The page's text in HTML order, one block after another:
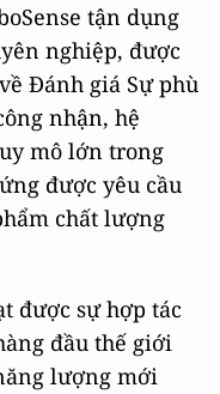
tận dụng
nghiệp, được
Đánh giá Sự phù
nhận, hệ
mô lớn trong
được yêu cầu
chất lượng
được sự hợp tác
đầu thế giới
lượng mới